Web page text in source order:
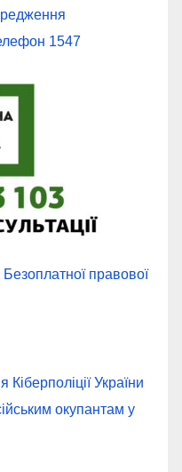
1547
правової
України
окупантам у